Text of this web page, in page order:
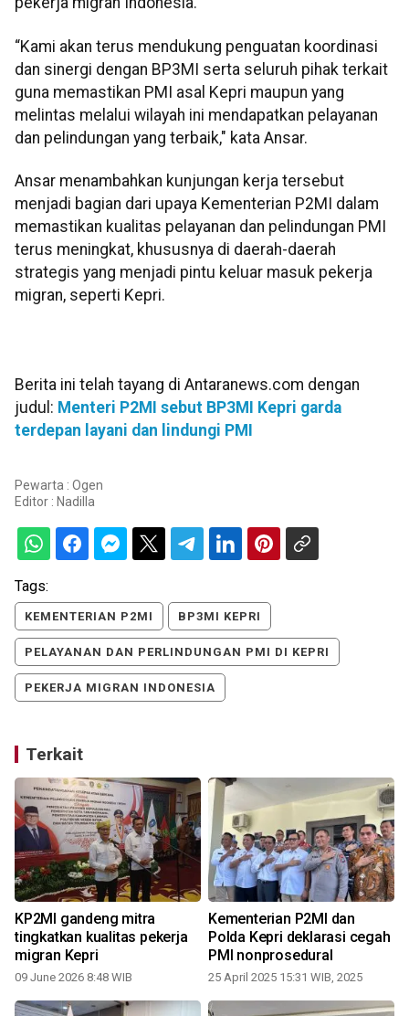
“Kami akan terus mendukung penguatan koordinasi
dan sinergi dengan BP3MI serta seluruh pihak terkait
guna memastikan PMI asal Kepri maupun yang
melintas melalui wilayah ini mendapatkan pelayanan
dan pelindungan yang terbaik," kata Ansar.
Ansar menambahkan kunjungan kerja tersebut
menjadi bagian dari upaya Kementerian P2MI dalam
memastikan kualitas pelayanan dan pelindungan PMI
terus meningkat, khususnya di daerah-daerah
strategis yang menjadi pintu keluar masuk pekerja
migran, seperti Kepri.
Berita ini telah tayang di Antaranews.com dengan
judul: Menteri P2MI sebut BP3MI Kepri garda
terdepan layani dan lindungi PMI
Pewarta : Ogen
Editor : Nadilla
Tags:
KEMENTERIAN P2MI BP3MI KEPRI
PELAYANAN DAN PERLINDUNGAN PMI DI KEPRI
PEKERJA MIGRAN INDONESIA
Terkait
KP2MI gandeng mitra
tingkatkan kualitas pekerja
migran Kepri
09 June 2026 8:48 WIB
Kementerian P2MI dan
Polda Kepri deklarasi cegah
PMI nonprosedural
25 April 2025 15:31 WIB, 2025